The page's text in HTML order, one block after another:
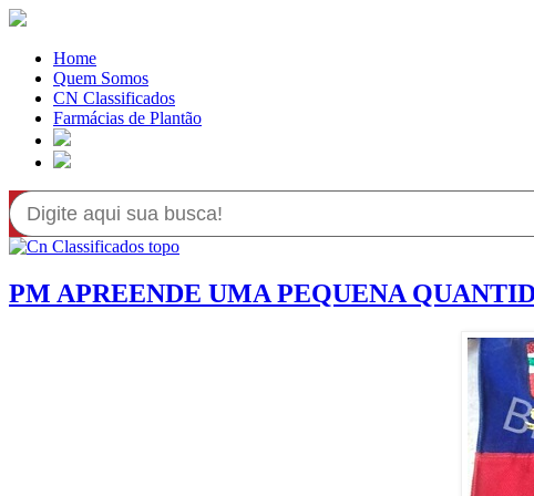
Home
Quem Somos
CN Classificados
Farmácias de Plantão
PM APREENDE UMA PEQUENA